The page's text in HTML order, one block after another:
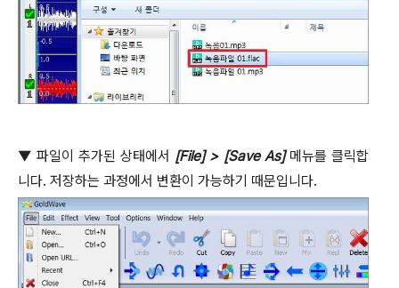
▼ 파일이 추가된 상태에서 [File] > [Save As] 메뉴를 클릭합
니다. 저장하는 과정에서 변환이 가능하기 때문입니다.